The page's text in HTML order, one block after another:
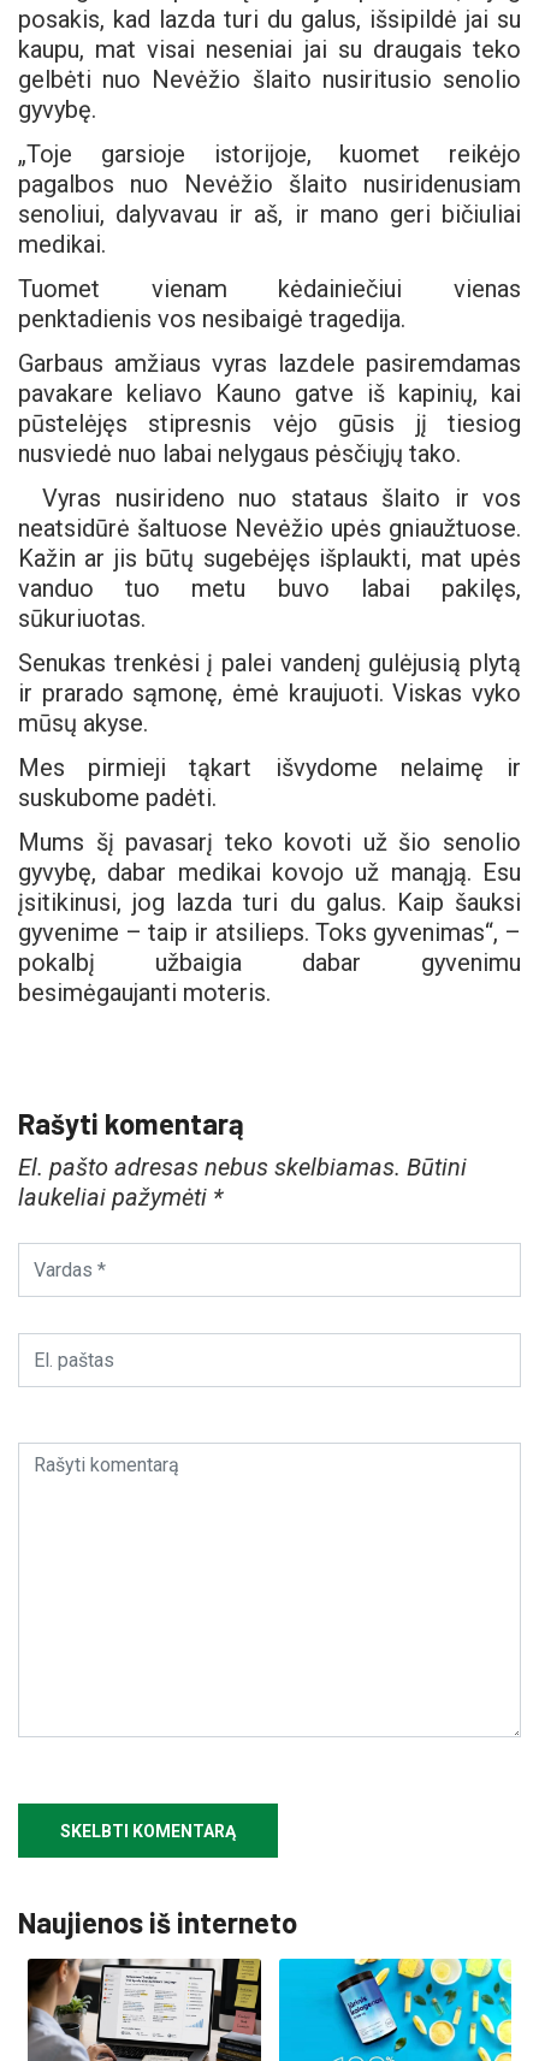
posakis, kad lazda turi du galus, išsipildė jai su
kaupu, mat visai neseniai jai su draugais teko
gelbėti nuo Nevėžio šlaito nusiritusio senolio
gyvybę.
„Toje garsioje istorijoje, kuomet reikėjo
pagalbos nuo Nevėžio šlaito nusiridenusiam
senoliui, dalyvavau ir aš, ir mano geri bičiuliai
medikai.
Tuomet vienam kėdainiečiui vienas
penktadienis vos nesibaigė tragedija.
Garbaus amžiaus vyras lazdele pasiremdamas
pavakare keliavo Kauno gatve iš kapinių, kai
pūstelėjęs stipresnis vėjo gūsis jį tiesiog
nusviedė nuo labai nelygaus pėsčiųjų tako.
Vyras nusirideno nuo stataus šlaito ir vos
neatsidūrė šaltuose Nevėžio upės gniaužtuose.
Kažin ar jis būtų sugebėjęs išplaukti, mat upės
vanduo tuo metu buvo labai pakilęs,
sūkuriuotas.
Senukas trenkėsi į palei vandenį gulėjusią plytą
ir prarado sąmonę, ėmė kraujuoti. Viskas vyko
mūsų akyse.
Mes pirmieji tąkart išvydome nelaimę ir
suskubome padėti.
Mums šį pavasarį teko kovoti už šio senolio
gyvybę, dabar medikai kovojo už manąją. Esu
įsitikinusi, jog lazda turi du galus. Kaip šauksi
gyvenime – taip ir atsilieps. Toks gyvenimas“, –
pokalbį užbaigia dabar gyvenimu
besimėgaujanti moteris.
Rašyti komentarą
El. pašto adresas nebus skelbiamas. Būtini
laukeliai pažymėti *
Naujienos iš interneto